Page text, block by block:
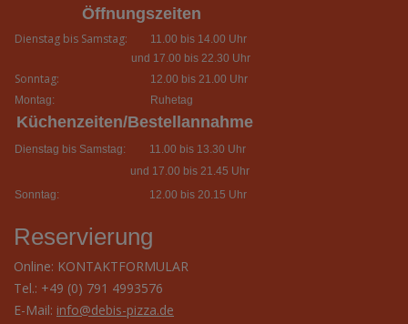
Öffnungszeiten
Dienstag bis Samstag:
11.00 bis 14.00 Uhr
und 17.00 bis 22.30 Uhr
Sonntag:
12.00 bis 21.00 Uhr
Montag:
Ruhetag
Küchenzeiten/Bestellannahme
Dienstag bis Samstag:
11.00 bis 13.30 Uhr
und 17.00 bis 21.45 Uhr
Sonntag:
12.00 bis 20.15 Uhr
Reservierung
Online: KONTAKTFORMULAR
Tel.: +49 (0) 791 4993576
E-Mail: info@debis-pizza.de